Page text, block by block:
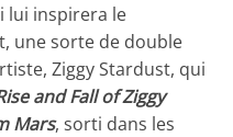
lui inspirera le
une sorte de double
Ziggy Stardust, qui
and Fall of Ziggy
Mars, sorti dans les